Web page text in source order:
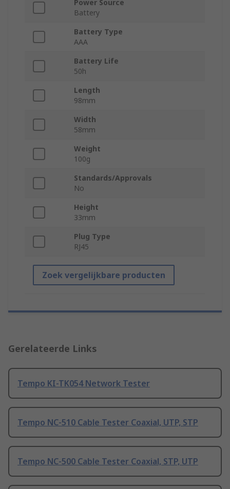
Power Source
Battery
Battery Type
AAA
Battery Life
50h
Length
98mm
Width
58mm
Weight
100g
Standards/Approvals
No
Height
33mm
Plug Type
RJ45
Zoek vergelijkbare producten
Gerelateerde Links
Tempo KI-TK054 Network Tester
Tempo NC-510 Cable Tester Coaxial, UTP, STP
Tempo NC-500 Cable Tester Coaxial, STP, UTP